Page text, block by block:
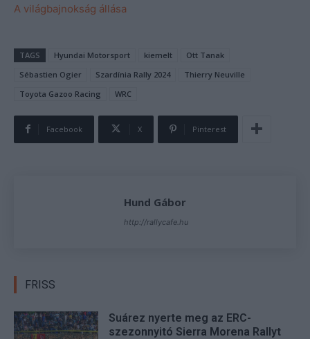
A világbajnokság állása
TAGS Hyundai Motorsport kiemelt
Ott Tanak
Sébastien Ogier
Szardínia Rally 2024
Thierry Neuville
Toyota Gazoo Racing
WRC
Facebook X Pinterest
Hund Gábor
http://rallycafe.hu
FRISS
Suárez nyerte meg az ERC-
szezonnyitó Sierra Morena Rallyt